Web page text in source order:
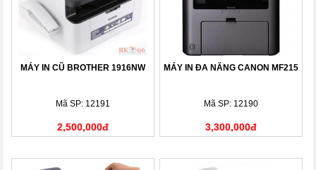
MÁY IN CŨ BROTHER 1916NW
Mã SP: 12191
2,500,000đ
MÁY IN ĐA NĂNG CANON MF215
Mã SP: 12190
3,300,000đ